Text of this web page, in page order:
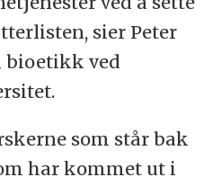
sier Peter
bioetikk ved
som står bak
har kommet ut i